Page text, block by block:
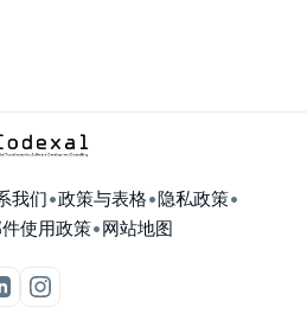
我们•政策与表格•隐私政策•
使用政策•网站地图